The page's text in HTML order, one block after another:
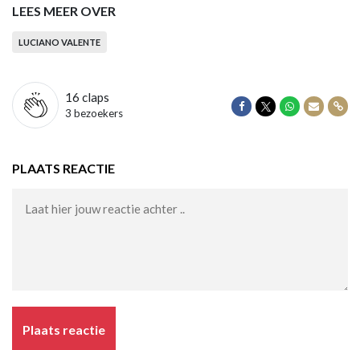
LEES MEER OVER
LUCIANO VALENTE
16 claps
3 bezoekers
Delen op Facebook
Delen op Twitter
Delen op
Delen
PLAATS REACTIE
Plaats reactie